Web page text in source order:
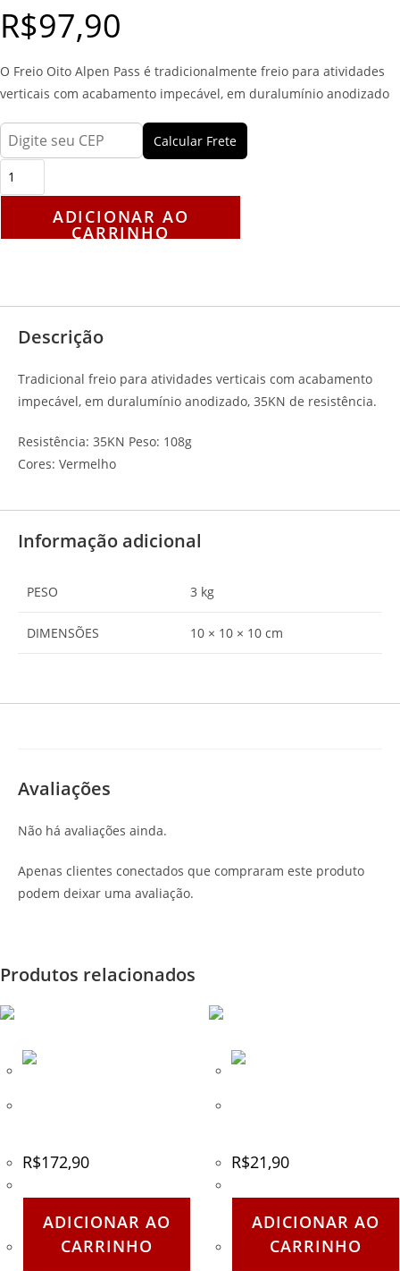
R$97,90
O Freio Oito Alpen Pass é tradicionalmente freio para atividades
verticais com acabamento impecável, em duralumínio anodizado
Calcular Frete
ADICIONAR AO
CARRINHO
Descrição
Tradicional freio para atividades verticais com acabamento
impecável, em duralumínio anodizado, 35KN de resistência.
Resistência: 35KN Peso: 108g
Cores: Vermelho
Informação adicional
PESO 3 kg
DIMENSÕES 10 × 10 × 10 cm
Avaliações
Não há avaliações ainda.
Apenas clientes conectados que compraram este produto
podem deixar uma avaliação.
Produtos relacionados
R$172,90
ADICIONAR AO
CARRINHO
R$21,90
ADICIONAR AO
CARRINHO